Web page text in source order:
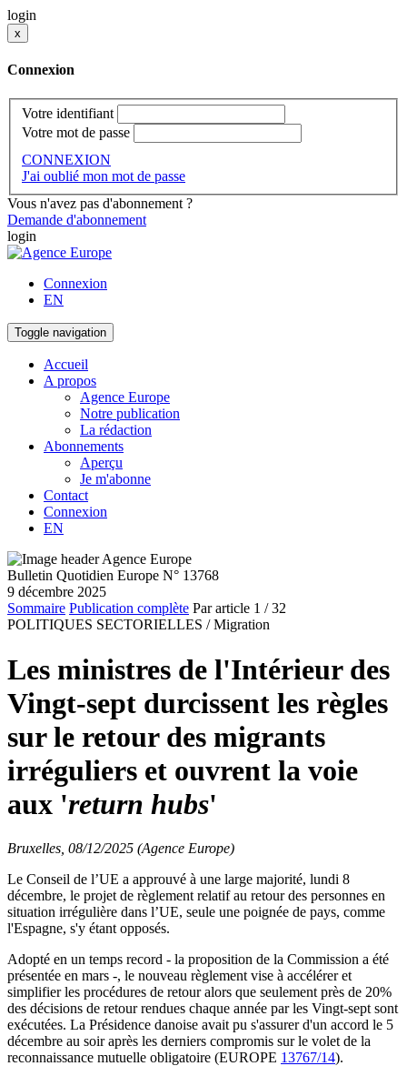
login
x
Connexion
Votre identifiant
Votre mot de passe
CONNEXION
J'ai oublié mon mot de passe
Vous n'avez pas d'abonnement ?
Demande d'abonnement
login
Connexion
EN
Toggle navigation
Accueil
A propos
Agence Europe
Notre publication
La rédaction
Abonnements
Aperçu
Je m'abonne
Contact
Connexion
EN
Bulletin Quotidien Europe N° 13768
9 décembre 2025
Sommaire Publication complète Par article 1 / 32
POLITIQUES SECTORIELLES / Migration
Les ministres de l'Intérieur des
Vingt-sept durcissent les règles
sur le retour des migrants
irréguliers et ouvrent la voie
aux 'return hubs'
Bruxelles, 08/12/2025 (Agence Europe)
Le Conseil de l’UE a approuvé à une large majorité, lundi 8
décembre, le projet de règlement relatif au retour des personnes en
situation irrégulière dans l’UE, seule une poignée de pays, comme
l'Espagne, s'y étant opposés.
Adopté en un temps record - la proposition de la Commission a été
présentée en mars -, le nouveau règlement vise à accélérer et
simplifier les procédures de retour alors que seulement près de 20%
des décisions de retour rendues chaque année par les Vingt-sept sont
exécutées. La Présidence danoise avait pu s'assurer d'un accord le 5
décembre au soir après les derniers compromis sur le volet de la
reconnaissance mutuelle obligatoire (EUROPE 13767/14).